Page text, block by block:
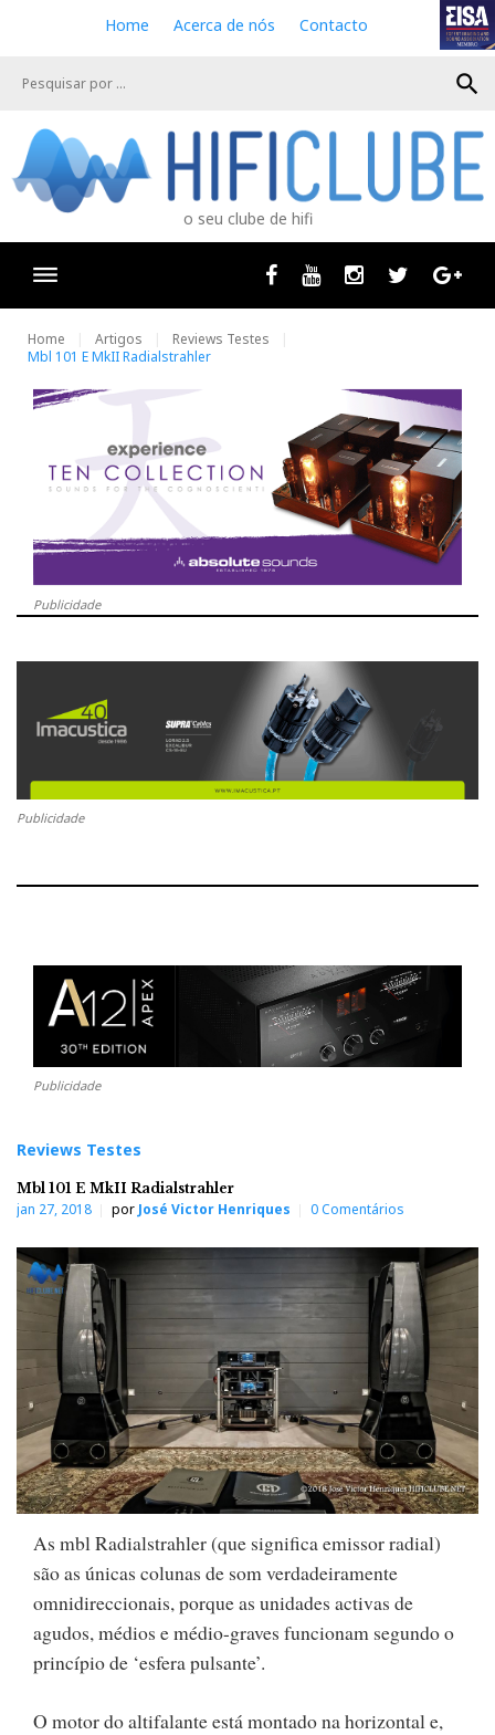
e
Home Acerca de nós Contacto
search
o seu clube de hifi
Facebook
Youtube InstagramTwitter
Home Artigos
Reviews Testes
Mbl 101 E MkII Radialstrahler
Publicidade
Publicidade
Publicidade
Reviews Testes
Mbl 101 E MkII Radialstrahler
jan 27, 2018 por José Victor Henriques 0 Comentários
As mbl Radialstrahler (que significa emissor radial)
são as únicas colunas de som verdadeiramente
omnidireccionais, porque as unidades activas de
agudos, médios e médio-graves funcionam segundo o
princípio de ‘esfera pulsante’.
O motor do altifalante está montado na horizontal e,